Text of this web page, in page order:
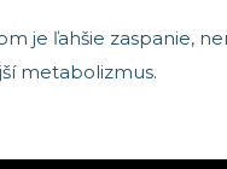
je ľahšie zaspanie,
metabolizmus.